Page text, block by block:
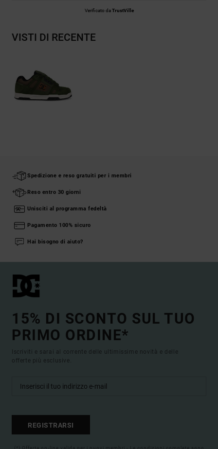
Verificato daTrustVille
VISTI DI RECENTE
Spedizione e reso gratuiti per i membri
Reso entro 30 giorni
Unisciti al programma fedeltà
Pagamento 100% sicuro
Hai bisogno di aiuto?
15% DI SCONTO SUL TUO
PRIMO ORDINE*
Iscriviti e sarai al corrente delle ultimissime novità e delle
offerte più esclusive.
REGISTRARSI